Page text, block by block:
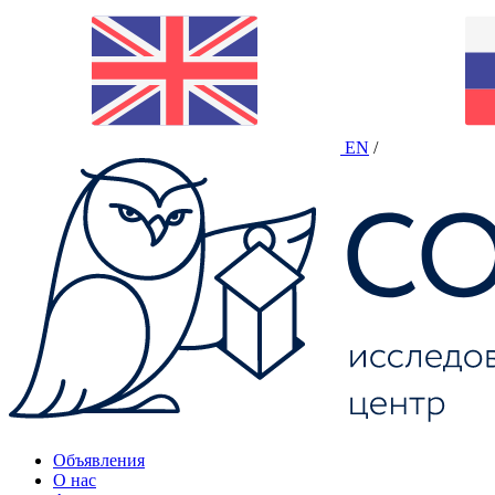
EN /
Объявления
О нас